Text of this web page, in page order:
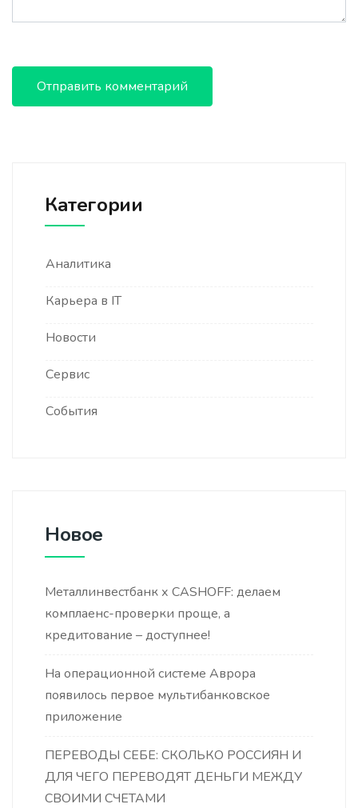
Категории
Аналитика
Карьера в IT
Новости
Сервис
События
Новое
Металлинвестбанк х CASHOFF: делаем
комплаенс-проверки проще, а
кредитование – доступнее!
На операционной системе Аврора
появилось первое мультибанковское
приложение
ПЕРЕВОДЫ СЕБЕ: СКОЛЬКО РОССИЯН И
ДЛЯ ЧЕГО ПЕРЕВОДЯТ ДЕНЬГИ МЕЖДУ
СВОИМИ СЧЕТАМИ